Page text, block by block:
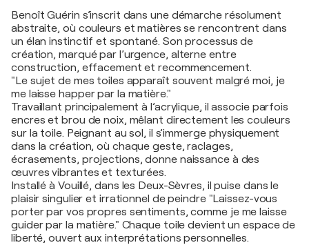
Benoît Guérin s’inscrit dans une démarche résolument
abstraite, où couleurs et matières se rencontrent dans
un élan instinctif et spontané. Son processus de
création, marqué par l’urgence, alterne entre
construction, effacement et recommencement.
"Le sujet de mes toiles apparaît souvent malgré moi, je
me laisse happer par la matière."
Travaillant principalement à l’acrylique, il associe parfois
encres et brou de noix, mêlant directement les couleurs
sur la toile. Peignant au sol, il s’immerge physiquement
dans la création, où chaque geste, raclages,
écrasements, projections, donne naissance à des
œuvres vibrantes et texturées.
Installé à Vouillé, dans les Deux-Sèvres, il puise dans le
plaisir singulier et irrationnel de peindre "Laissez-vous
porter par vos propres sentiments, comme je me laisse
guider par la matière." Chaque toile devient un espace de
liberté, ouvert aux interprétations personnelles.